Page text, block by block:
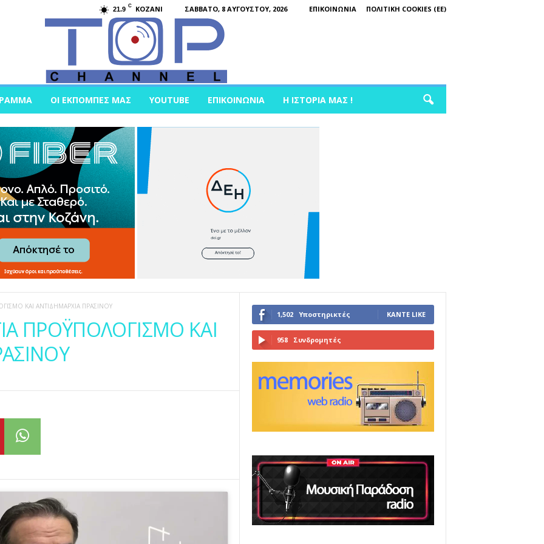
21.9 C KOZANI ΣΆΒΒΑΤΟ, 8 ΑΥΓΟΎΣΤΟΥ, 2026 ΕΠΙΚΟΙΝΩΝΊΑ ΠΟΛΙΤΙΚΉ COOKIES (ΕΕ)
ΟΙ ΕΚΠΟΜΠΈΣ ΜΑΣ YOUTUBE ΕΠΙΚΟΙΝΩΝΊΑ Η ΙΣΤΟΡΊΑ ΜΑΣ !
ΚΑΙ ΑΝΤΙΔΗΜΑΡΧΙΑ ΠΡΑΣΙΝΟΥ
ΠΡΟΫΠΟΛΟΓΙΣΜΟ ΚΑΙ
1,502 Υποστηρικτές ΚΆΝΤΕ LIKE
958 Συνδρομητές
ΓΊΝΕΤΕ ΣΥΝΔΡΟΜΗΤΉΣ